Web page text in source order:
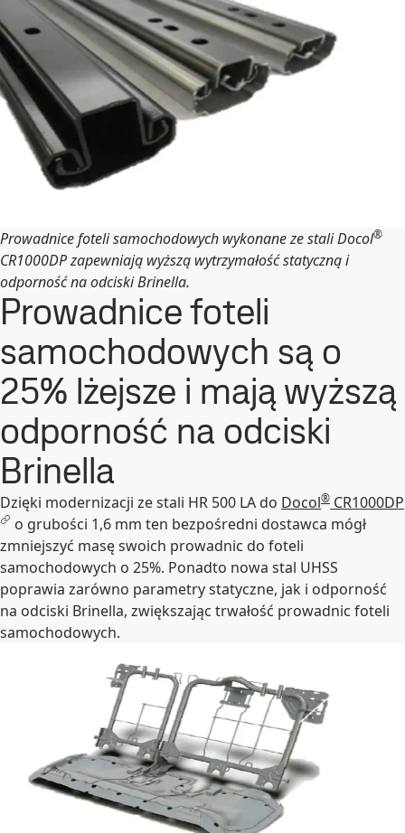
Prowadnice foteli samochodowych wykonane ze stali Docol®
CR1000DP zapewniają wyższą wytrzymałość statyczną i
odporność na odciski Brinella.
Prowadnice foteli
samochodowych są o
25% lżejsze i mają wyższą
odporność na odciski
Brinella
Dzięki modernizacji ze stali HR 500 LA do Docol® CR1000DP
o grubości 1,6 mm ten bezpośredni dostawca mógł
zmniejszyć masę swoich prowadnic do foteli
samochodowych o 25%. Ponadto nowa stal UHSS
poprawia zarówno parametry statyczne, jak i odporność
na odciski Brinella, zwiększając trwałość prowadnic foteli
samochodowych.